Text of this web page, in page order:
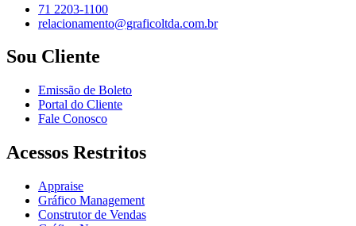
71 2203-1100
relacionamento@graficoltda.com.br
Sou Cliente
Emissão de Boleto
Portal do Cliente
Fale Conosco
Acessos Restritos
Appraise
Gráfico Management
Construtor de Vendas